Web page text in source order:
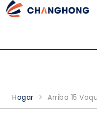
Hogar > Arriba 15